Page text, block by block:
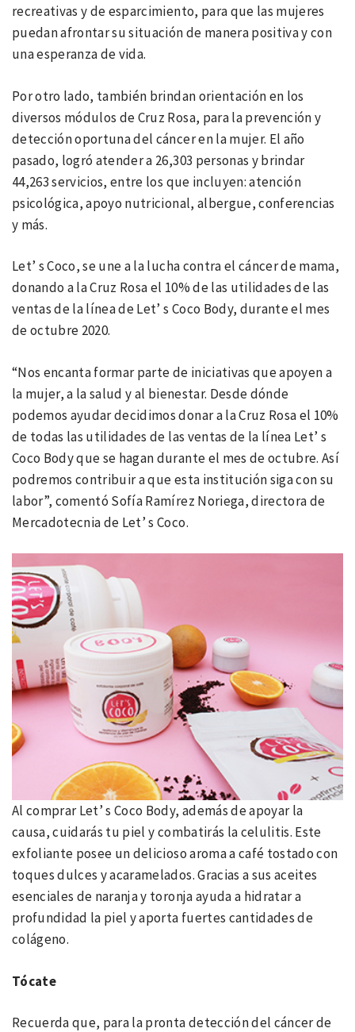
recreativas y de esparcimiento, para que las mujeres
puedan afrontar su situación de manera positiva y con
una esperanza de vida.
Por otro lado, también brindan orientación en los
diversos módulos de Cruz Rosa, para la prevención y
detección oportuna del cáncer en la mujer. El año
pasado, logró atender a 26,303 personas y brindar
44,263 servicios, entre los que incluyen: atención
psicológica, apoyo nutricional, albergue, conferencias
y más.
Let’ s Coco, se une a la lucha contra el cáncer de mama,
donando a la Cruz Rosa el 10% de las utilidades de las
ventas de la línea de Let’ s Coco Body, durante el mes
de octubre 2020.
“Nos encanta formar parte de iniciativas que apoyen a
la mujer, a la salud y al bienestar. Desde dónde
podemos ayudar decidimos donar a la Cruz Rosa el 10%
de todas las utilidades de las ventas de la línea Let’ s
Coco Body que se hagan durante el mes de octubre. Así
podremos contribuir a que esta institución siga con su
labor”, comentó Sofía Ramírez Noriega, directora de
Mercadotecnia de Let’ s Coco.
Al comprar Let’ s Coco Body, además de apoyar la
causa, cuidarás tu piel y combatirás la celulitis. Este
exfoliante posee un delicioso aroma a café tostado con
toques dulces y acaramelados. Gracias a sus aceites
esenciales de naranja y toronja ayuda a hidratar a
profundidad la piel y aporta fuertes cantidades de
colágeno.
Tócate
Recuerda que, para la pronta detección del cáncer de